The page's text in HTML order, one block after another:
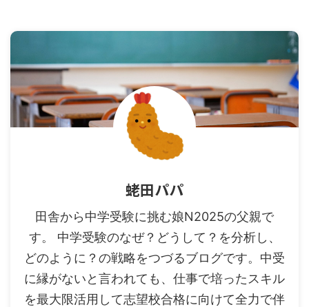
蛯田パパ
田舎から中学受験に挑む娘N2025の父親で
す。 中学受験のなぜ？どうして？を分析し、
どのように？の戦略をつづるブログです。中受
に縁がないと言われても、仕事で培ったスキル
を最大限活用して志望校合格に向けて全力で伴